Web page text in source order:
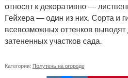
относят к декоративно —
Гейхера — один из них. Сорта и
всевозможных оттенков
затененных участков сада.
Категории: Полутень на огороде